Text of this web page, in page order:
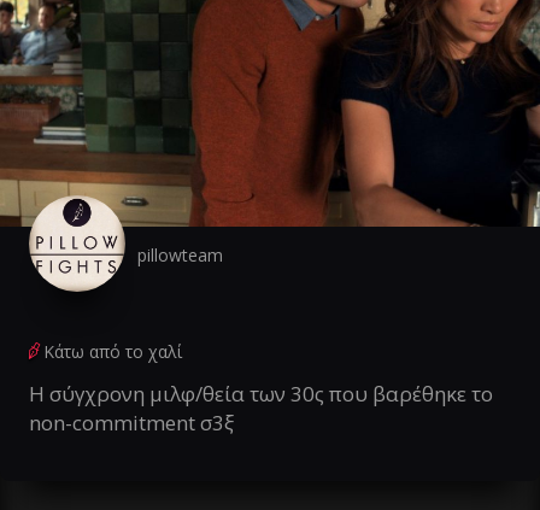
pillowteam
Κάτω από το χαλί
Η σύγχρονη μιλφ/θεία των 30ς που βαρέθηκε το
non-commitment σ3ξ